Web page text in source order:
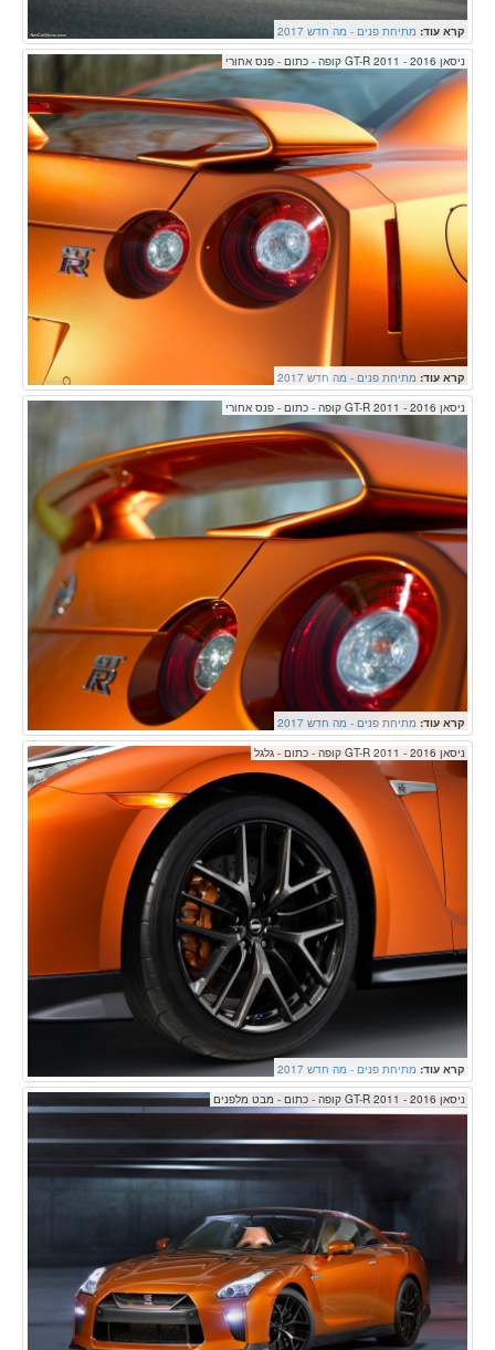
קרא עוד: מתיחת פנים - מה חדש 2017
ניסאן GT-R 2011 - 2016 קופה - כתום - פנס אחורי
קרא עוד: מתיחת פנים - מה חדש 2017
ניסאן GT-R 2011 - 2016 קופה - כתום - פנס אחורי
קרא עוד: מתיחת פנים - מה חדש 2017
ניסאן GT-R 2011 - 2016 קופה - כתום - גלגל
קרא עוד: מתיחת פנים - מה חדש 2017
ניסאן GT-R 2011 - 2016 קופה - כתום - מבט מלפנים